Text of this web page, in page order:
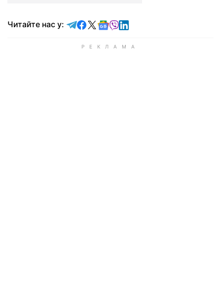
Читайте нас у: Читайте у Telegram
Читайте у Facebook
Читайте у X
Читайте у Google news
Читайте у Viber
Читайте у LinkedIn